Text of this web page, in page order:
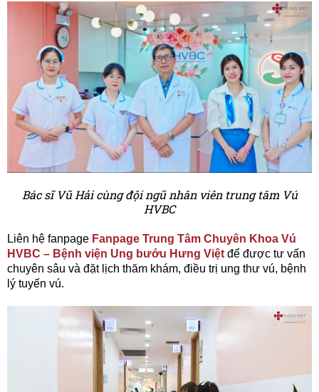
Bác sĩ Vũ Hải cùng đội ngũ nhân viên trung tâm Vú
HVBC
Liên hệ fanpage Fanpage Trung Tâm Chuyên Khoa Vú
HVBC – Bệnh viện Ung bướu Hưng Việtđể được tư vấn
chuyên sâu và đặt lịch thăm khám, điều trị ung thư vú, bệnh
lý tuyến vú.